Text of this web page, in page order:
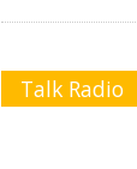
Talk Radio